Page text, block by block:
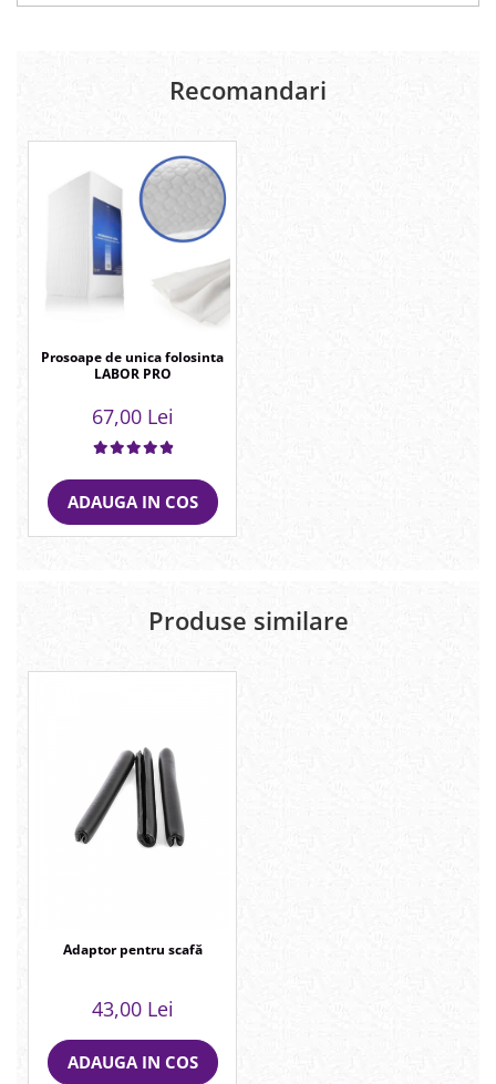
Recomandari
Prosoape de unica folosinta
LABOR PRO
67,00 Lei
ADAUGA IN COS
Produse similare
Adaptor pentru scafă
43,00 Lei
ADAUGA IN COS